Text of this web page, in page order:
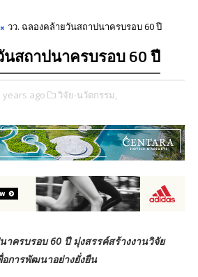
วว. ฉลองคล้ายวันสถาปนาครบรอบ 60 ปี
นสถาปนาครบรอบ 60 ปี
years ago วิจัย-นวัตกรรม,
าครบรอบ 60 ปี มุ่งสรรค์สร้างงานวิจัย
อการพัฒนาอย่างยั่งยืน